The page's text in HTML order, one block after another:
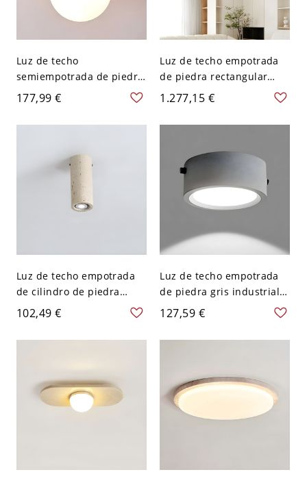
Luz de techo
semiempotrada de piedra
natural en estilo moderno
con pantalla de vidrio
blanco - 110 A 120 V
177,99 €
Luz de techo empotrada
de piedra rectangular
amarilla con pantalla
acrílica en estilo moderno
- 110 A 120 V
1.277,15 €
Luz de techo empotrada
de cilindro de piedra
beige con pantalla hacia
abajo para uso
residencial - 110 A 120 V
102,49 €
Luz de techo empotrada
de piedra gris industrial
para uso residencial - 110
A 120 V Blanco
127,59 €